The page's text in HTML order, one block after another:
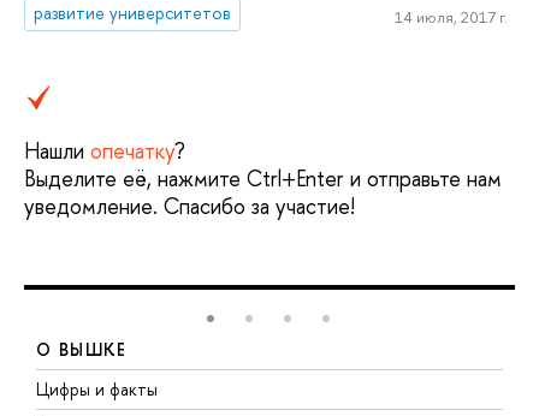
развитие университетов
14 июля, 2017 г.
Нашли опечатку?
Выделите её, нажмите Ctrl+Enter и отправьте нам
уведомление. Спасибо за участие!
О ВЫШКЕ
Цифры и факты